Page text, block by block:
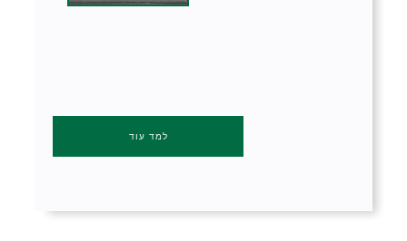
למד עוד